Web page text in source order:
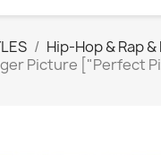
Hip-Hop & Rap &
Picture ["Perfect